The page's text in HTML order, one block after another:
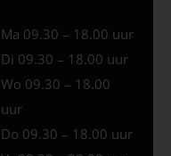
Ma 09.30 – 18.00 uur
Di 09.30 – 18.00 uur
Wo 09.30 – 18.00
uur
Do 09.30 – 18.00 uur